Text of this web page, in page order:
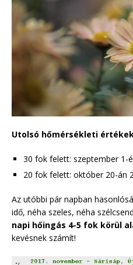
Utolsó hőmérsékleti
30 fok felett: szeptember 1-
20 fok felett: október 20-án
Az utóbbi pár napban
idő, néha szeles, néha
napi hőingás 4-5 fok körül
kevésnek számít!